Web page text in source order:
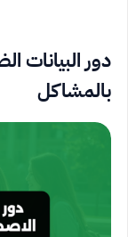
دور البيانات
بالمشاكل